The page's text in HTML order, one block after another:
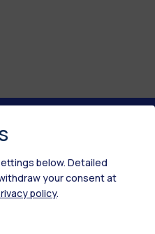
below. Detailed
your consent at
policy.